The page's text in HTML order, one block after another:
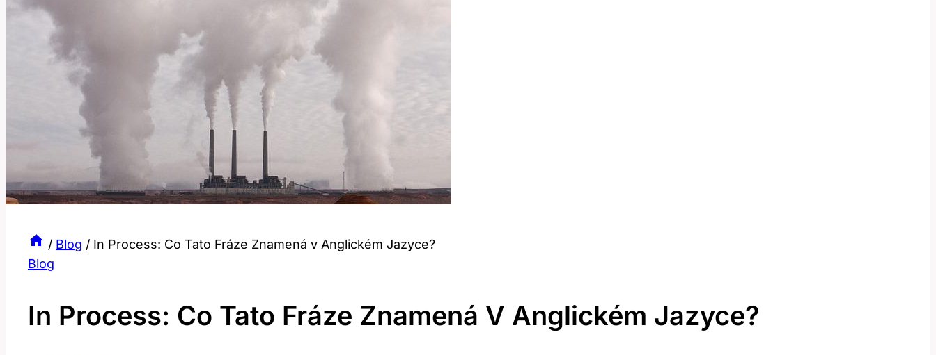
/ Blog / In Process: Co Tato Fráze Znamená v Anglickém Jazyce?
Blog
In Process: Co Tato Fráze Znamená V Anglickém Jazyce?